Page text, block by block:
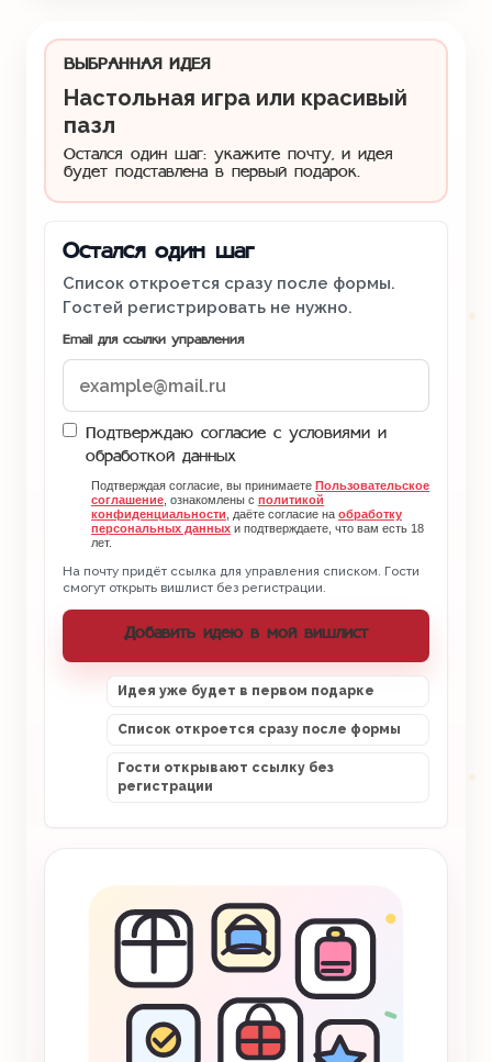
ВЫБРАННАЯ ИДЕЯ
Настольная игра или красивый
пазл
Остался один шаг: укажите почту, и идея
будет подставлена в первый подарок.
Остался один шаг
Список откроется сразу после формы.
Гостей регистрировать не нужно.
Email для ссылки управления
Подтверждаю согласие с условиями и
обработкой данных
Подтверждая согласие, вы принимаете Пользовательское
соглашение , ознакомлены с политикой
конфиденциальности , даёте согласие на обработку
персональных данных и подтверждаете, что вам есть 18
лет.
На почту придёт ссылка для управления списком. Гости
смогут открыть вишлист без регистрации.
Добавить идею в мой вишлист
Идея уже будет в первом подарке
Список откроется сразу после формы
Гости открывают ссылку без
регистрации